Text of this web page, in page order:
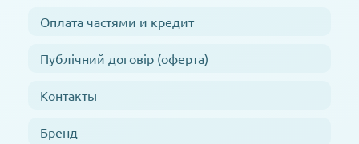
Оплата частями и кредит
Публічний договір (оферта)
Контакты
Бренд